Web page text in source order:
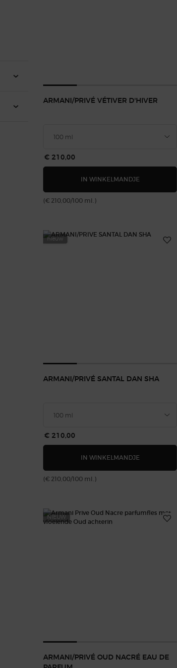
ARMANI/PRIVÉ VÉTIVER D'HIVER
€ 210,00
IN WINKELMANDJE ARMANI/
(€ 210,00/100 ml.)
nieuw
ARMANI/PRIVÉ SANTAL DAN SHA
€ 210,00
IN WINKELMANDJE ARMANI/
(€ 210,00/100 ml.)
NIEUW
ARMANI/PRIVÉ OUD NACRÉ EAU DE